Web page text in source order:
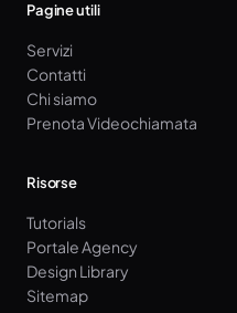
Pagine utili
Servizi
Contatti
Chi siamo
Prenota Videochiamata
Risorse
Tutorials
Portale Agency
Design Library
Sitemap